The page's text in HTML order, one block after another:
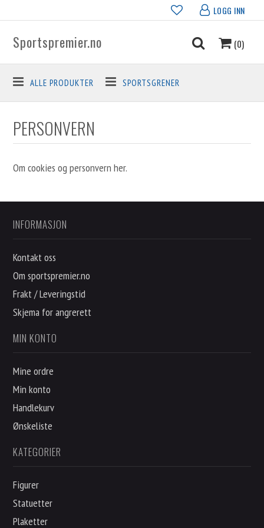
LOGG INN
Sportspremier.no (0)
ALLE PRODUKTER SPORTSGRENER
PERSONVERN
Om cookies og personvern her.
INFORMASJON
Kontakt oss
Om sportspremier.no
Frakt / Leveringstid
Skjema for angrerett
MIN KONTO
Mine ordre
Min konto
Handlekurv
Ønskeliste
KATEGORIER
Figurer
Statuetter
Plaketter